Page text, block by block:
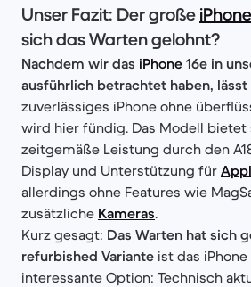
Unser Fazit: Der große
sich das Warten gelohnt?
Nachdem wir das iPhone 16e in
ausführlich betrachtet haben, lässt
zuverlässiges iPhone ohne
wird hier fündig. Das Modell bietet
zeitgemäße Leistung durch den
Display und Unterstützung für
allerdings ohne Features wie
zusätzliche Kameras.
Kurz gesagt: Das Warten hat sich
refurbished Variante ist das iPhone
interessante Option: Technisch